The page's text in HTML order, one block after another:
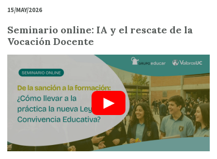
15/MAY/2026
Seminario online: IA y el rescate de la
Vocación Docente